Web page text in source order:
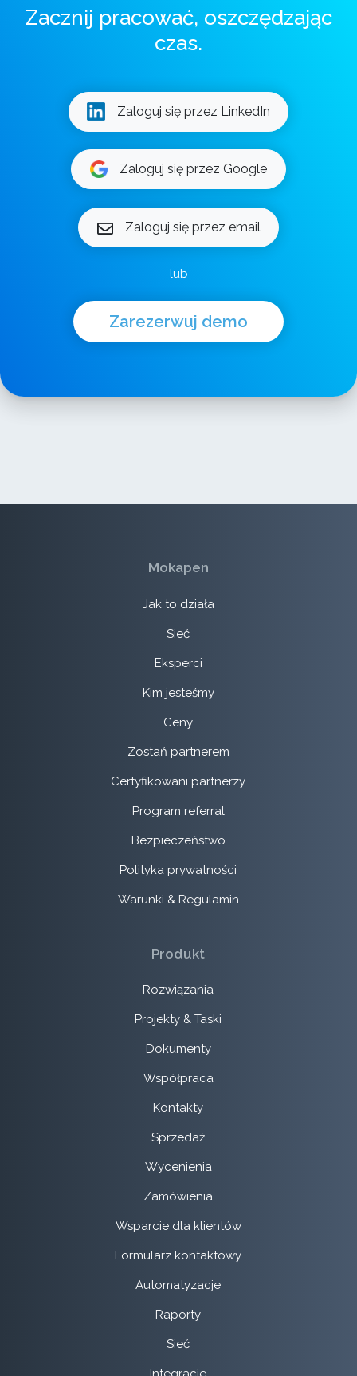
Zacznij pracować, oszczędzając
czas.
Zaloguj się przez LinkedIn
Zaloguj się przez Google
Zaloguj się przez email
lub
Zarezerwuj demo
Mokapen
Jak to działa
Sieć
Eksperci
Kim jesteśmy
Ceny
Zostań partnerem
Certyfikowani partnerzy
Program referral
Bezpieczeństwo
Polityka prywatności
Warunki & Regulamin
Produkt
Rozwiązania
Projekty & Taski
Dokumenty
Współpraca
Kontakty
Sprzedaż
Wycenienia
Zamówienia
Wsparcie dla klientów
Formularz kontaktowy
Automatyzacje
Raporty
Sieć